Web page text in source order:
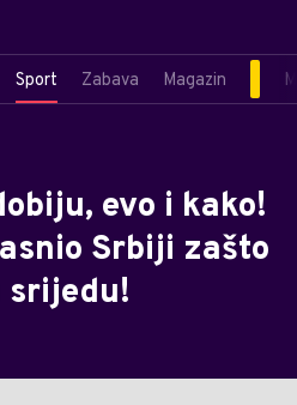
Sport Zabava Magazin
evo i kako!
Srbiji zašto
srijedu!